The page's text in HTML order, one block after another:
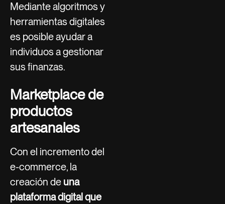
Mediante algoritmos y
herramientas digitales
es posible ayudar a
individuos a gestionar
sus finanzas.
Marketplace de
productos
artesanales
Con el incremento del
e-commerce, la
creación de una
plataforma digital que